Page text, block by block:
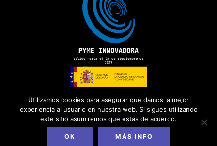
Copyright 2026 ©ADD Informática· Todos los derechos
Política de Privacidad Aviso Legal|Política de Cookies
Utilizamos cookies para asegurar que damos la mejor
experiencia al usuario en nuestra web. Si sigues utilizando
este sitio asumiremos que estás de acuerdo.
OK MÁS INFO